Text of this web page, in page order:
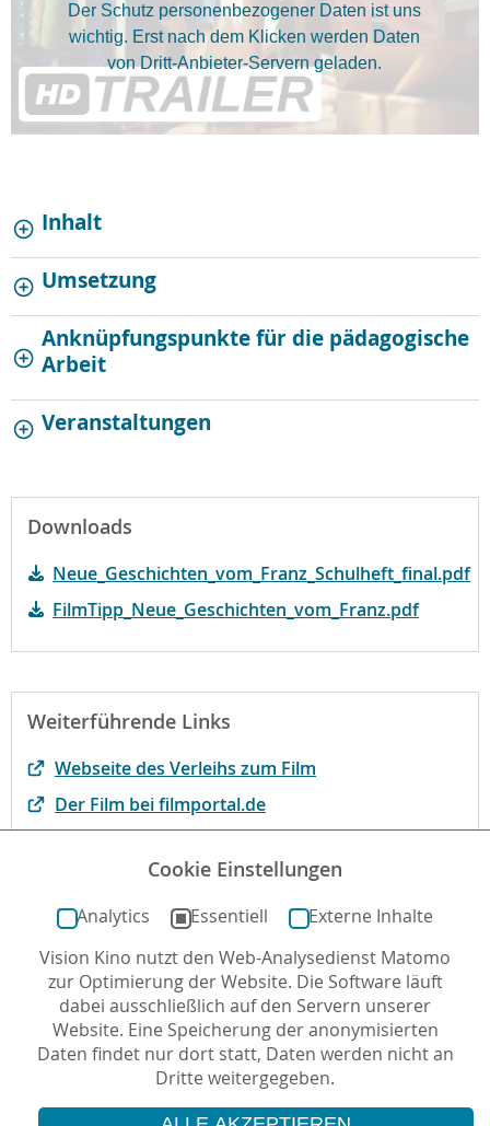
Der Schutz personenbezogener Daten ist uns
wichtig. Erst nach dem Klicken werden Daten
von Dritt-Anbieter-Servern geladen.
Inhalt
Umsetzung
Anknüpfungspunkte für die pädagogische
Arbeit
Veranstaltungen
Downloads
Neue_Geschichten_vom_Franz_Schulheft_final.pdf
FilmTipp_Neue_Geschichten_vom_Franz.pdf
Weiterführende Links
Webseite des Verleihs zum Film
Der Film bei filmportal.de
Begründung der fbw-Jugen Filmjury
Autor*in: Laura C. Zimmermann , letzte Aktualisierung:
29.11.2023
Cookie Einstellungen
Analytics Essentiell
Externe Inhalte
Vision Kino nutzt den Web-Analysedienst Matomo
zur Optimierung der Website. Die Software läuft
dabei ausschließlich auf den Servern unserer
Website. Eine Speicherung der anonymisierten
Daten findet nur dort statt, Daten werden nicht an
Dritte weitergegeben.